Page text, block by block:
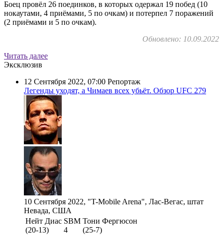
Боец провёл 26 поединков, в которых одержал 19 побед (10
нокаутами, 4 приёмами, 5 по очкам) и потерпел 7 поражений
(2 приёмами и 5 по очкам).
Обновлено: 10.09.2022
Читать далее
Эксклюзив
12 Сентября 2022, 07:00 Репортаж
Легенды уходят, а Чимаев всех убьёт. Обзор UFC 279
10 Сентября 2022, "T-Mobile Arena", Лас-Вегас, штат
Невада, США
Нейт Диас
(20-13)
SBM
4
Тони Фергюсон
(25-7)